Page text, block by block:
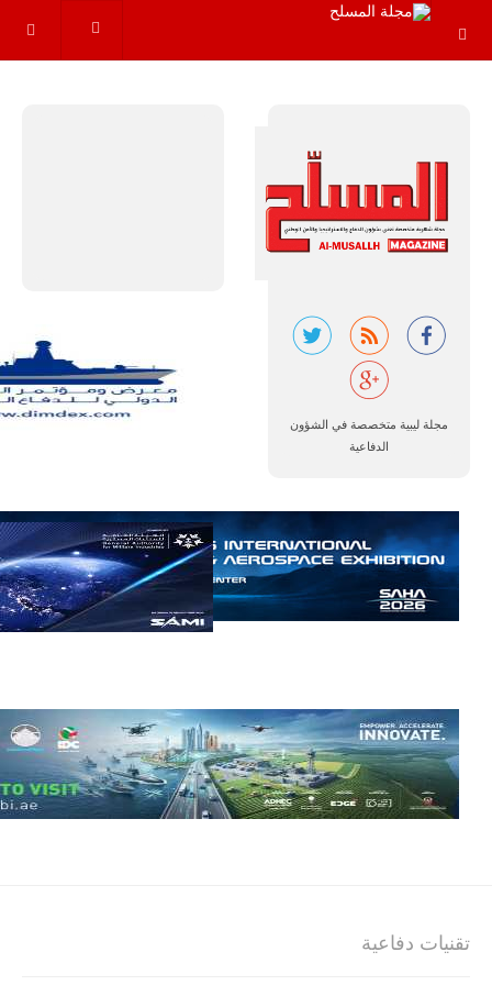
مجلة ليبية متخصصة في الشؤون
الدفاعية
المسيرة
الروسية
مع تصاعد حدة
الحرب الجوية
الروسية في
مالي رُصدت
طائرة أوريون
بدون طيار فوق
فإن الجمع بين
قدرة طائرة
أوريون على
التحليق…
للمزيد
تقنيات دفاعية